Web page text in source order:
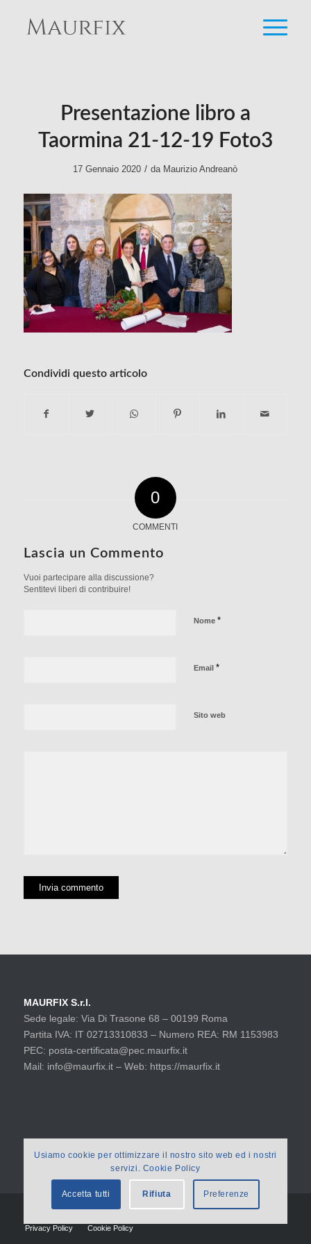
Presentazione libro a
Taormina 21-12-19 Foto3
17 Gennaio 2020 / da Maurizio Andreanò
Condividi questo articolo
0
COMMENTI
Lascia un Commento
Vuoi partecipare alla discussione?
Sentitevi liberi di contribuire!
Nome *
Email *
Sito web
MAURFIX S.r.l.
Sede legale: Via Di Trasone 68 – 00199 Roma
Partita IVA: IT 02713310833 – Numero REA: RM 1153983
PEC: posta-certificata@pec.maurfix.it
Mail: info@maurfix.it – Web: https://maurfix.it
© 2021 MAURFIX
Privacy Policy
Cookie Policy
Usiamo cookie per ottimizzare il nostro sito web ed i nostri
servizi. Cookie Policy
Accetta tutti Rifiuta Preferenze